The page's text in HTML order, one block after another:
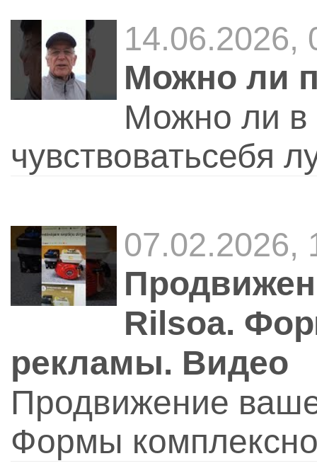
14.06.2026,
Можно ли
Можно ли в
чувствоватьсебя
07.02.2026,
Rilsoa.
рекламы. Видео
Продвижение
Формы